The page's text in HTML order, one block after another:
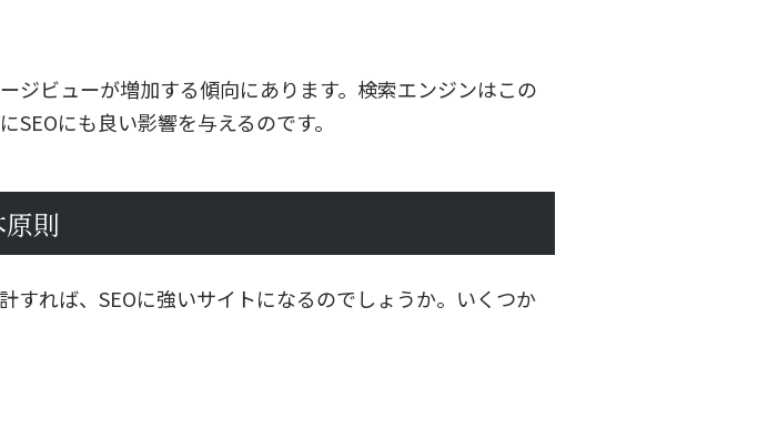
ジビューが増加する傾向にあります。検索エンジンはこの
にも良い影響を与えるのです。
則
すれば、SEOに強いサイトになるのでしょうか。いくつか